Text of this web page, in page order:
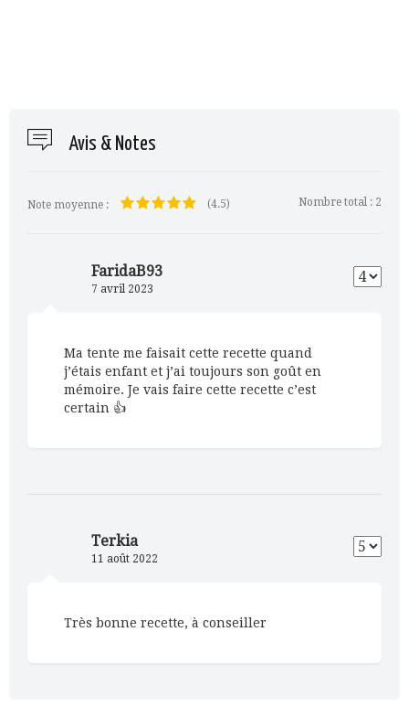
Avis & Notes
Note moyenne : (4.5) Nombre total : 2
FaridaB93
7 avril 2023
Ma tente me faisait cette recette quand
j’étais enfant et j’ai toujours son goût en
mémoire. Je vais faire cette recette c’est
certain 👍
Terkia
11 août 2022
Très bonne recette, à conseiller